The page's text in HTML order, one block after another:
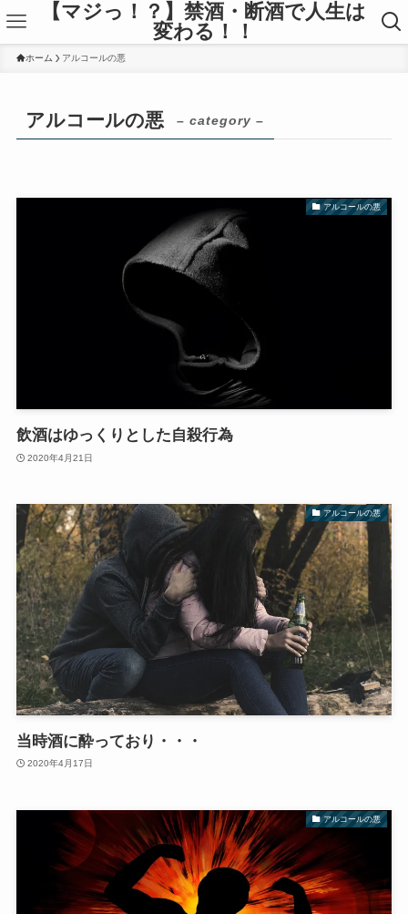
【マジっ！？】禁酒・断酒で人生は
変わる！！
ホーム アルコールの悪
アルコールの悪 – category –
アルコールの悪
飲酒はゆっくりとした自殺行為
2020年4月21日
アルコールの悪
当時酒に酔っており・・・
2020年4月17日
アルコールの悪